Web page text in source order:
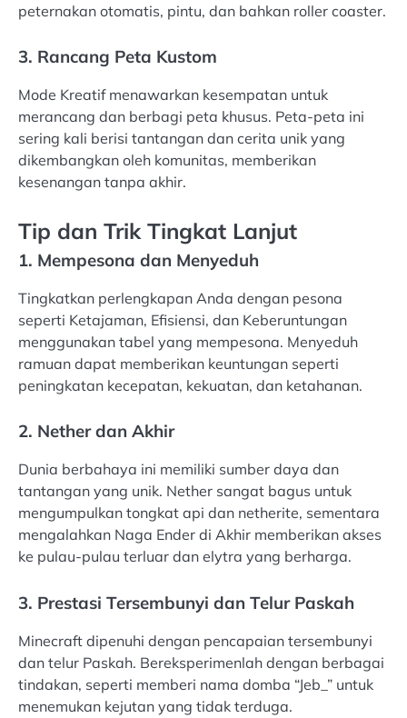
peternakan otomatis, pintu, dan bahkan roller coaster.
3. Rancang Peta Kustom
Mode Kreatif menawarkan kesempatan untuk
merancang dan berbagi peta khusus. Peta-peta ini
sering kali berisi tantangan dan cerita unik yang
dikembangkan oleh komunitas, memberikan
kesenangan tanpa akhir.
Tip dan Trik Tingkat Lanjut
1. Mempesona dan Menyeduh
Tingkatkan perlengkapan Anda dengan pesona
seperti Ketajaman, Efisiensi, dan Keberuntungan
menggunakan tabel yang mempesona. Menyeduh
ramuan dapat memberikan keuntungan seperti
peningkatan kecepatan, kekuatan, dan ketahanan.
2. Nether dan Akhir
Dunia berbahaya ini memiliki sumber daya dan
tantangan yang unik. Nether sangat bagus untuk
mengumpulkan tongkat api dan netherite, sementara
mengalahkan Naga Ender di Akhir memberikan akses
ke pulau-pulau terluar dan elytra yang berharga.
3. Prestasi Tersembunyi dan Telur Paskah
Minecraft dipenuhi dengan pencapaian tersembunyi
dan telur Paskah. Bereksperimenlah dengan berbagai
tindakan, seperti memberi nama domba “Jeb_” untuk
menemukan kejutan yang tidak terduga.